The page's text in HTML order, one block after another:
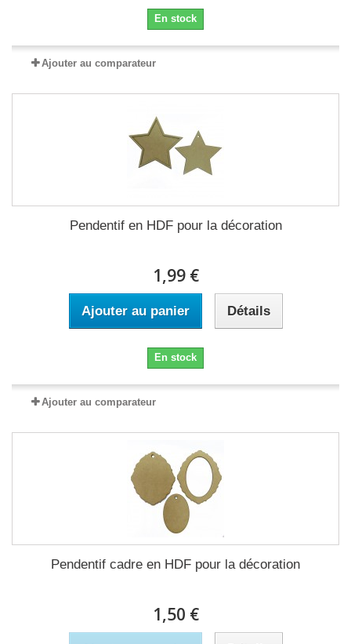
En stock
Ajouter au comparateur
Pendentif en HDF pour la décoration
1,99 €
Ajouter au panier Détails
En stock
Ajouter au comparateur
Pendentif cadre en HDF pour la décoration
1,50 €